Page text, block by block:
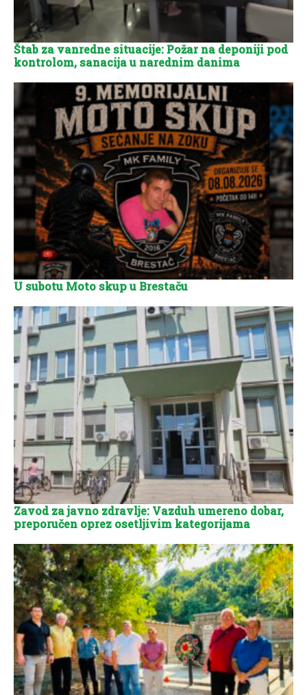
Štab za vanredne situacije: Požar na deponiji pod
kontrolom, sanacija u narednim danima
U subotu Moto skup u Brestaču
Zavod za javno zdravlje: Vazduh umereno dobar,
preporučen oprez osetljivim kategorijama